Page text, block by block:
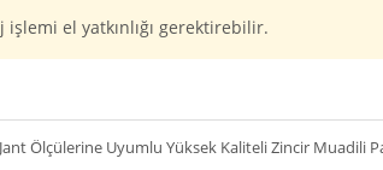
el yatkınlığı gerektirebilir.
Ölçülerine Uyumlu Yüksek Kaliteli Zincir Muadili